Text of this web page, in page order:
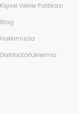
Kişisel Veriler Politikası
Blog
Hakkımızda
Distribütörlüklerimiz